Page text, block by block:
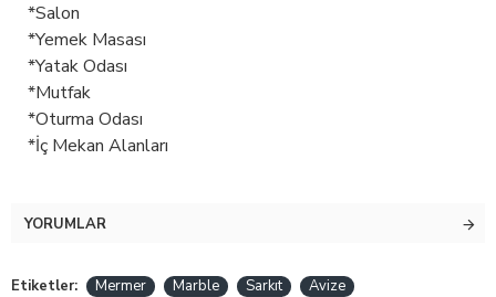
*Salon
*Yemek Masası
*Yatak Odası
*Mutfak
*Oturma Odası
*İç Mekan Alanları
YORUMLAR
Etiketler: Mermer Marble Sarkıt Avize